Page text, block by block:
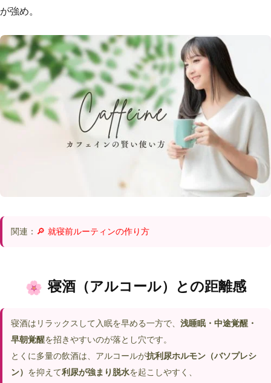
が強め。
関連： 🔎 就寝前ルーティンの作り方
寝酒（アルコール）との距離感
寝酒はリラックスして入眠を早める一方で、 浅睡眠・中途覚醒・
早朝覚醒を招きやすいのが落とし穴です。
とくに多量の飲酒は、アルコールが抗利尿ホルモン（バソプレシ
ン） を抑えて利尿が強まり脱水を起こしやすく、